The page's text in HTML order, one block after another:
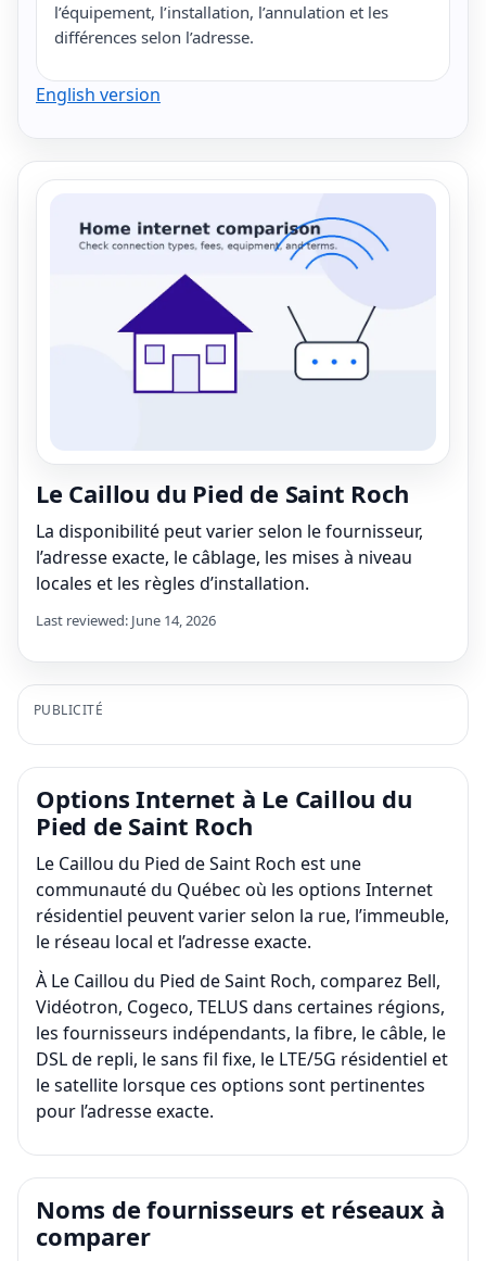
l’équipement, l’installation, l’annulation et les
différences selon l’adresse.
English version
Le Caillou du Pied de Saint Roch
La disponibilité peut varier selon le fournisseur,
l’adresse exacte, le câblage, les mises à niveau
locales et les règles d’installation.
Last reviewed: June 14, 2026
PUBLICITÉ
Options Internet à Le Caillou du
Pied de Saint Roch
Le Caillou du Pied de Saint Roch est une
communauté du Québec où les options Internet
résidentiel peuvent varier selon la rue, l’immeuble,
le réseau local et l’adresse exacte.
À Le Caillou du Pied de Saint Roch, comparez Bell,
Vidéotron, Cogeco, TELUS dans certaines régions,
les fournisseurs indépendants, la fibre, le câble, le
DSL de repli, le sans fil fixe, le LTE/5G résidentiel et
le satellite lorsque ces options sont pertinentes
pour l’adresse exacte.
Noms de fournisseurs et réseaux à
comparer